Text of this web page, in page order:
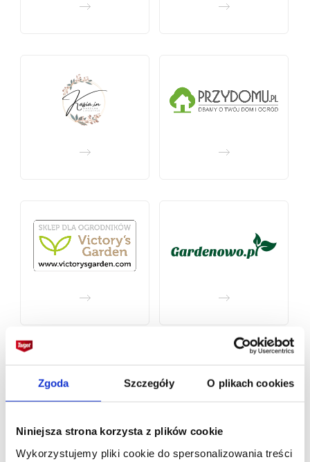
Zgoda Szczegóły O plikach cookies
Niniejsza strona korzysta z plików cookie
Wykorzystujemy pliki cookie do spersonalizowania treści